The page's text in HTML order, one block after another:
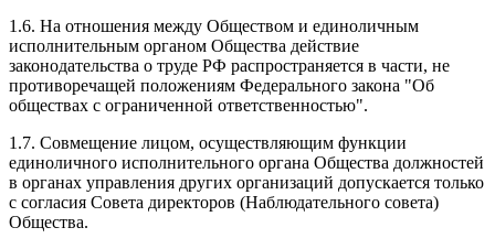
1.6. На отношения между Обществом и единоличным
исполнительным органом Общества действие
законодательства о труде РФ распространяется в части, не
противоречащей положениям Федерального закона "Об
обществах с ограниченной ответственностью".
1.7. Совмещение лицом, осуществляющим функции
единоличного исполнительного органа Общества должностей
в органах управления других организаций допускается только
с согласия Совета директоров (Наблюдательного совета)
Общества.